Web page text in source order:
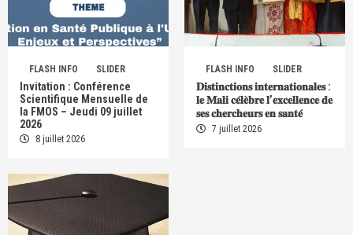
FLASH INFO SLIDER
Invitation : Conférence
Scientifique Mensuelle de
la FMOS – Jeudi 09 juillet
2026
8 juillet 2026
FLASH INFO SLIDER
𝐃𝐢𝐬𝐭𝐢𝐧𝐜𝐭𝐢𝐨𝐧𝐬 𝐢𝐧𝐭𝐞𝐫𝐧𝐚𝐭𝐢𝐨𝐧𝐚𝐥𝐞𝐬 :
𝐥𝐞 𝐌𝐚𝐥𝐢 𝐜𝐞́𝐥𝐞̀𝐛𝐫𝐞 𝐥’𝐞𝐱𝐜𝐞𝐥𝐥𝐞𝐧𝐜𝐞 𝐝𝐞
𝐬𝐞𝐬 𝐜𝐡𝐞𝐫𝐜𝐡𝐞𝐮𝐫𝐬 𝐞𝐧 𝐬𝐚𝐧𝐭𝐞́
7 juillet 2026